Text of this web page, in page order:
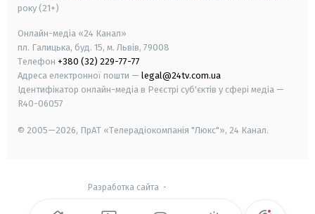
року (21+)
Онлайн-медіа «24 Канал»
пл. Галицька, буд. 15, м. Львів, 79008
Телефон +380 (32) 229-77-77
Адреса електронної пошти — legal@24tv.com.ua
Ідентифікатор онлайн-медіа в Реєстрі суб'єктів у сфері медіа —
R40-06057
© 2005—2026, ПрАТ «Телерадіокомпанія "Люкс"», 24 Канал.
Разработка сайта -